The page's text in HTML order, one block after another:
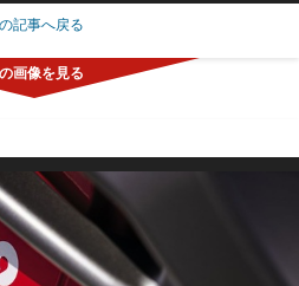
記事へ戻る